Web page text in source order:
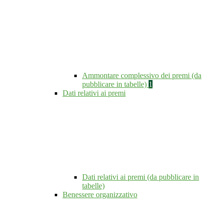
Ammontare complessivo dei premi (da
pubblicare in tabelle) 1
Dati relativi ai premi
Dati relativi ai premi (da pubblicare in
tabelle)
Benessere organizzativo